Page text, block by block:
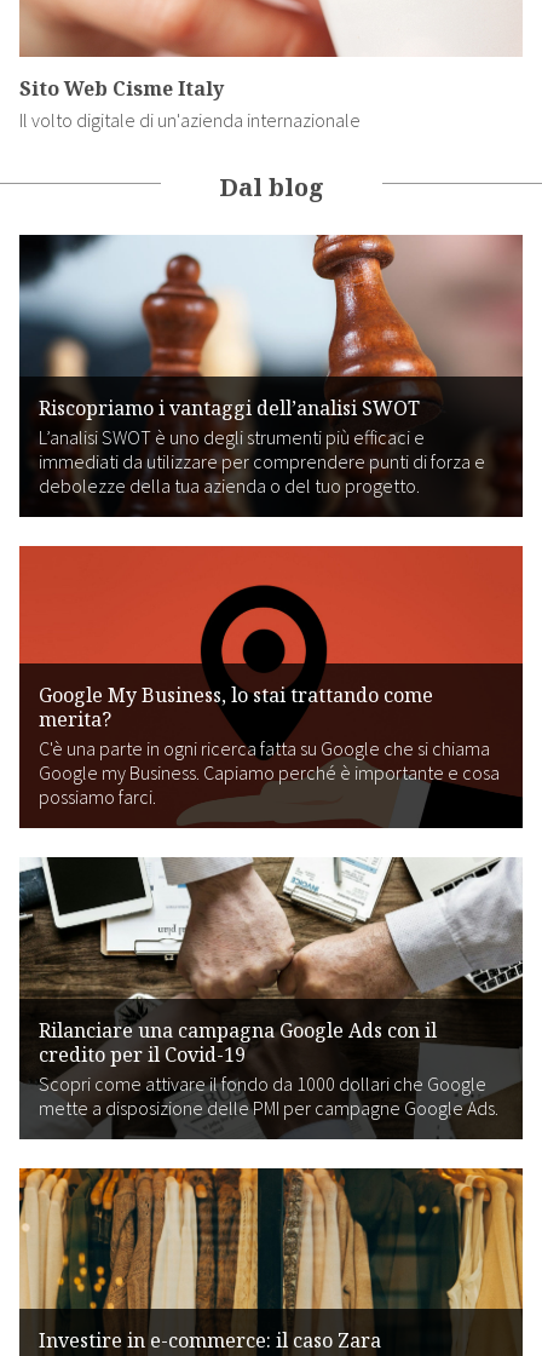
Sito Web Cisme Italy
Il volto digitale di un'azienda internazionale
Dal blog
Riscopriamo i vantaggi dell’analisi SWOT
L’analisi SWOT è uno degli strumenti più efficaci e
immediati da utilizzare per comprendere punti di forza e
debolezze della tua azienda o del tuo progetto.
Google My Business, lo stai trattando come
merita?
C'è una parte in ogni ricerca fatta su Google che si chiama
Google my Business. Capiamo perché è importante e cosa
possiamo farci.
Rilanciare una campagna Google Ads con il
credito per il Covid-19
Scopri come attivare il fondo da 1000 dollari che Google
mette a disposizione delle PMI per campagne Google Ads.
Investire in e-commerce: il caso Zara